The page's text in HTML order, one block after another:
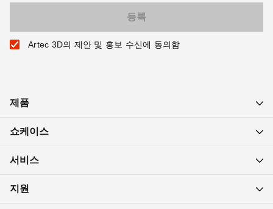
Artec 3D의 제안 및 홍보 수신에 동의함
제품
쇼케이스
서비스
지원